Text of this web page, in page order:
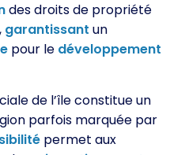
des droits de propriété
garantissant un
pour le développement
de l’île constitue un
parfois marquée par
permet aux